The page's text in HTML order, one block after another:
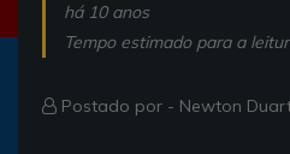
há 10 anos
Tempo estimado para a
Postado por - Newton